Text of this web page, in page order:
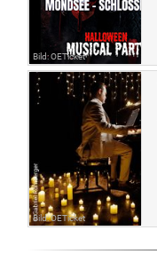
Bild: OETicket
Bild: OETicket